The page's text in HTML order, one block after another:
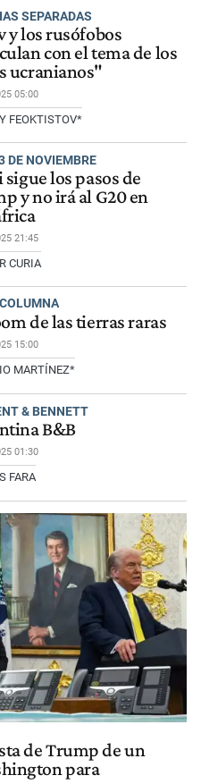
SEPARADAS
y los rusófobos
con el tema de los
ucranianos"
05:00
FEOKTISTOV*
DE NOVIEMBRE
los pasos de
y no irá al G20 en
21:45
CURIA
de las tierras raras
15:00
MARTÍNEZ*
& BENNETT
B&B
01:30
FARA
de Trump de un
para